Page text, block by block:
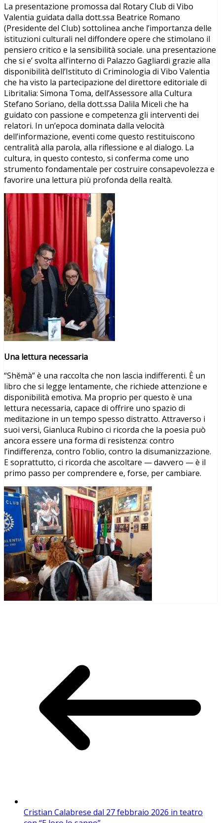
La presentazione promossa dal Rotary Club di Vibo
Valentia guidata dalla dott.ssa Beatrice Romano
(Presidente del Club) sottolinea anche l’importanza delle
istituzioni culturali nel diffondere opere che stimolano il
pensiero critico e la sensibilità sociale. una presentazione
che si e’ svolta all’interno di Palazzo Gagliardi grazie alla
disponibilità dell’Istituto di Criminologia di Vibo Valentia
che ha visto la partecipazione del direttore editoriale di
Libritalia: Simona Toma, dell’Assessore alla Cultura
Stefano Soriano, della dott.ssa Dalila Miceli che ha
guidato con passione e competenza gli interventi dei
relatori. In un’epoca dominata dalla velocità
dell’informazione, eventi come questo restituiscono
centralità alla parola, alla riflessione e al dialogo. La
cultura, in questo contesto, si conferma come uno
strumento fondamentale per costruire consapevolezza e
favorire una lettura più profonda della realtà.
Una lettura necessaria
“Shĕmà” è una raccolta che non lascia indifferenti. È un
libro che si legge lentamente, che richiede attenzione e
disponibilità emotiva. Ma proprio per questo è una
lettura necessaria, capace di offrire uno spazio di
meditazione in un tempo spesso distratto. Attraverso i
suoi versi, Gianluca Rubino ci ricorda che la poesia può
ancora essere una forma di resistenza: contro
l’indifferenza, contro l’oblio, contro la disumanizzazione.
E soprattutto, ci ricorda che ascoltare — davvero — è il
primo passo per comprendere e, forse, per cambiare.
Cristian Calabrese dal 27 febbraio 2026 in teatro